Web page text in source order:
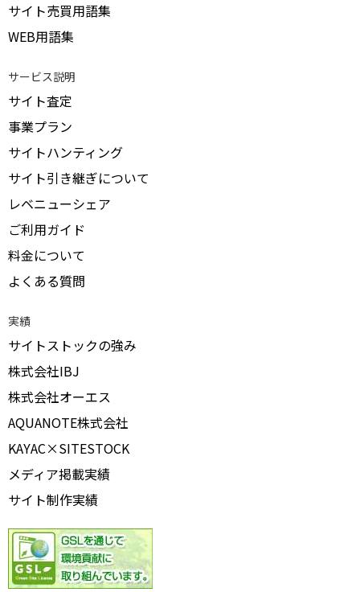
サイト売買用語集
WEB用語集
サービス説明
サイト査定
事業プラン
サイトハンティング
サイト引き継ぎについて
レベニューシェア
ご利用ガイド
料金について
よくある質問
実績
サイトストックの強み
株式会社IBJ
株式会社オーエス
AQUANOTE株式会社
KAYAC×SITESTOCK
メディア掲載実績
サイト制作実績